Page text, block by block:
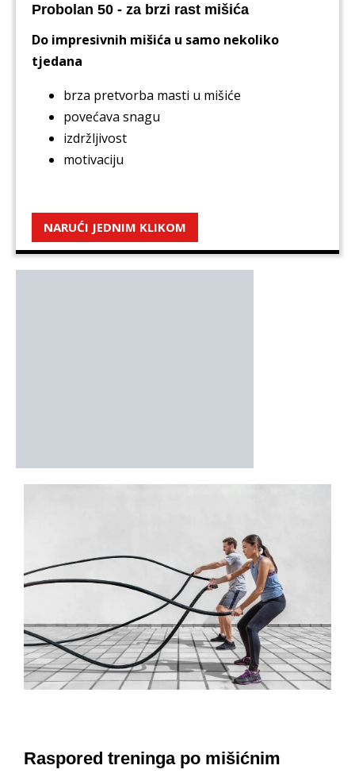
Probolan 50 - za brzi rast mišića
Do impresivnih mišića u samo nekoliko
tjedana
brza pretvorba masti u mišiće
povećava snagu
izdržljivost
motivaciju
NARUĆI JEDNIM KLIKOM
Raspored treninga po mišićnim